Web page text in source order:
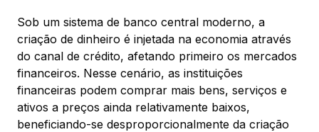
Sob um sistema de banco central moderno, a
criação de dinheiro é injetada na economia através
do canal de crédito, afetando primeiro os mercados
financeiros. Nesse cenário, as instituições
financeiras podem comprar mais bens, serviços e
ativos a preços ainda relativamente baixos,
beneficiando-se desproporcionalmente da criação